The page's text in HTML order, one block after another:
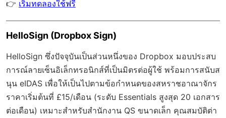
👉 เริ่มทดลองใช้ฟรี
HelloSign (Dropbox Sign)
HelloSign ซึ่งปัจจุบันเป็นส่วนหนึ่งของ Dropbox มอบประสบ
การณ์ลายเซ็นอิเล็กทรอนิกส์ที่เป็นมิตรต่อผู้ใช้ พร้อมการสนับส
นุน eIDAS เพื่อให้เป็นไปตามข้อกำหนดของสหราชอาณาจักร
ราคาเริ่มต้นที่ £15/เดือน (ระดับ Essentials สูงสุด 20 เอกสาร
ต่อเดือน) เหมาะสำหรับสำนักงาน QS ขนาดเล็ก คุณสมบัติต่า